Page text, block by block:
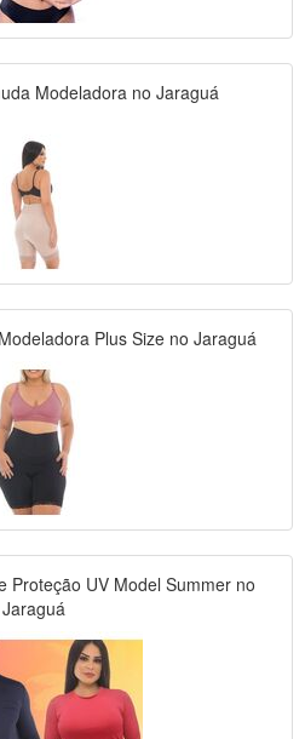
Modeladora no Jaraguá
Plus Size no Jaraguá
Proteção UV Model Summer no
Jaraguá